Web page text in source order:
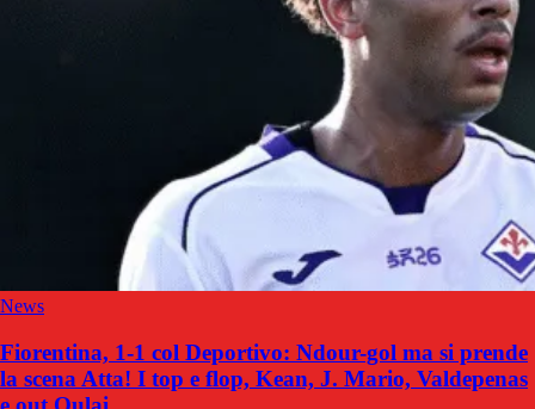
News
Fiorentina, 1-1 col Deportivo: Ndour-gol ma si prende
la scena Atta! I top e flop, Kean, J. Mario, Valdepenas